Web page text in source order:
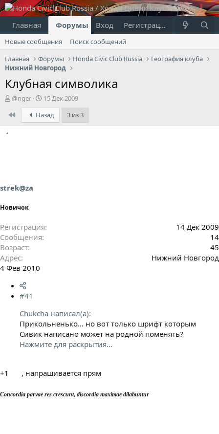
Главная Форумы Что нового?
Вход Регистрация
Новые сообщения
Поиск сообщений
Главная
Форумы Honda Civic Club Russia
География клуба
Нижний Новгород
Клубная символика
А
т
о
@nger
Д
а
т
а
15 Дек 2009
Назад 3 из 3
strek@za
Новичок
Регистрация
14 Дек 2009
Сообщения
14
Возраст
45
Адрес
Нижний Новгород
4 Фев 2010
#41
Chukcha написал(а):
Прикольненько... но вот только шрифт которым
Сивик написано может на родной поменять?
Нажмите для раскрытия...
+1 , напрашивается прям
Concordia parvae res crescunt, discordia maximae dilabuntur